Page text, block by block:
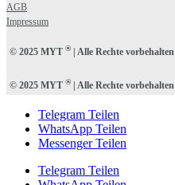
AGB
Impressum
© 2025 MYT ®| Alle Rechte vorbehalten
© 2025 MYT ®| Alle Rechte vorbehalten
Telegram Teilen
WhatsApp Teilen
Messenger Teilen
Telegram Teilen